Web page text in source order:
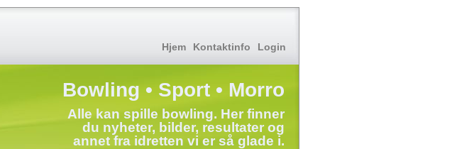
Hjem Kontaktinfo Login
Bowling • Sport • Morro
Alle kan spille bowling. Her finner
du nyheter, bilder, resultater og
annet fra idretten vi er så glade i.